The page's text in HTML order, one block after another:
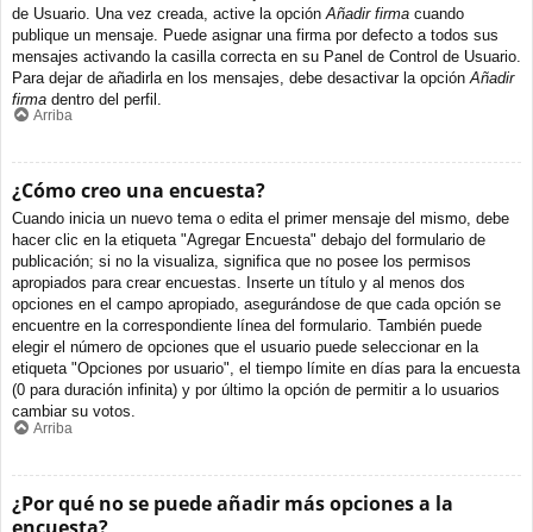
de Usuario. Una vez creada, active la opción Añadir firma cuando
publique un mensaje. Puede asignar una firma por defecto a todos sus
mensajes activando la casilla correcta en su Panel de Control de Usuario.
Para dejar de añadirla en los mensajes, debe desactivar la opción Añadir
firma dentro del perfil.
Arriba
¿Cómo creo una encuesta?
Cuando inicia un nuevo tema o edita el primer mensaje del mismo, debe
hacer clic en la etiqueta "Agregar Encuesta" debajo del formulario de
publicación; si no la visualiza, significa que no posee los permisos
apropiados para crear encuestas. Inserte un título y al menos dos
opciones en el campo apropiado, asegurándose de que cada opción se
encuentre en la correspondiente línea del formulario. También puede
elegir el número de opciones que el usuario puede seleccionar en la
etiqueta "Opciones por usuario", el tiempo límite en días para la encuesta
(0 para duración infinita) y por último la opción de permitir a lo usuarios
cambiar su votos.
Arriba
¿Por qué no se puede añadir más opciones a la